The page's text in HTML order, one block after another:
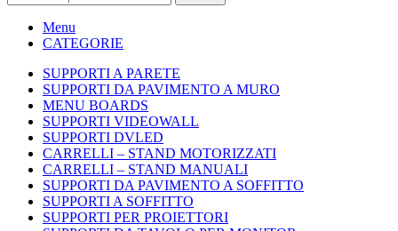
Menu
CATEGORIE
SUPPORTI A PARETE
SUPPORTI DA PAVIMENTO A MURO
MENU BOARDS
SUPPORTI VIDEOWALL
SUPPORTI DVLED
CARRELLI – STAND MOTORIZZATI
CARRELLI – STAND MANUALI
SUPPORTI DA PAVIMENTO A SOFFITTO
SUPPORTI A SOFFITTO
SUPPORTI PER PROIETTORI